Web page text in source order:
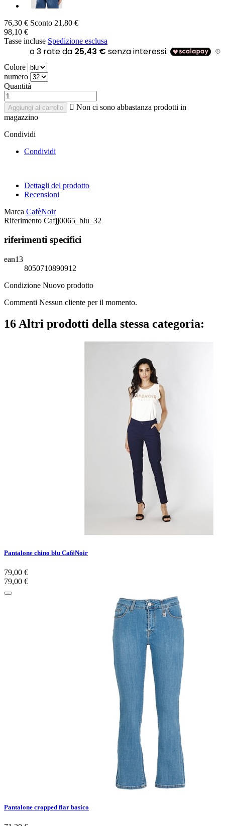
76,30 € Sconto 21,80 €
98,10 €
Tasse incluse Spedizione esclusa
Colore
numero
Quantità
Aggiungi al carrello  Non ci sono abbastanza prodotti in
magazzino
Condividi
Condividi
Dettagli del prodotto
Recensioni
Marca CafèNoir
Riferimento Cafjj0065_blu_32
riferimenti specifici
ean13
8050710890912
Condizione Nuovo prodotto
Commenti Nessun cliente per il momento.
16 Altri prodotti della stessa categoria:
Pantalone chino blu CafèNoir
79,00 €
79,00 €
Pantalone cropped flar basico